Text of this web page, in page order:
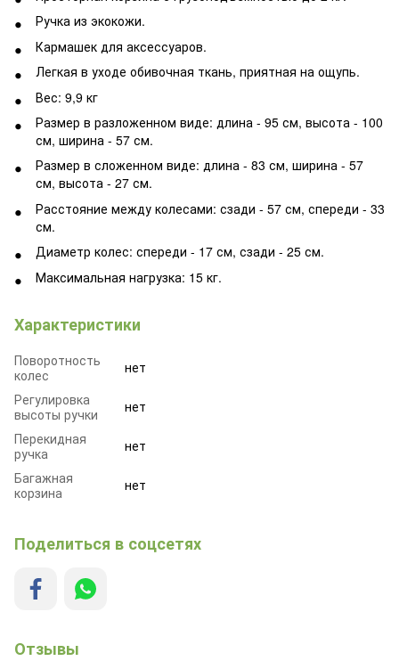
Ручка из экокожи.
Кармашек для аксессуаров.
Легкая в уходе обивочная ткань, приятная на ощупь.
Вес: 9,9 кг
Размер в разложенном виде: длина - 95 см, высота - 100
см, ширина - 57 см.
Размер в сложенном виде: длина - 83 см, ширина - 57
см, высота - 27 см.
Расстояние между колесами: сзади - 57 см, спереди - 33
см.
Диаметр колес: спереди - 17 см, сзади - 25 см.
Максимальная нагрузка: 15 кг.
Характеристики
Поворотность
колес
нет
Регулировка
высоты ручки
нет
Перекидная
ручка
нет
Багажная
корзина
нет
Поделиться в соцсетях
Отзывы